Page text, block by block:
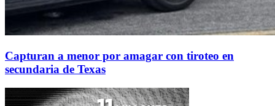
Capturan a menor por amagar con tiroteo en
secundaria de Texas